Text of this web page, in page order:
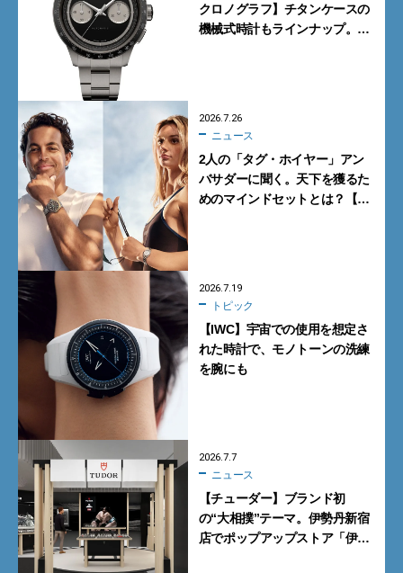
クロノグラフ】チタンケースの
機械式時計もラインナップ。タ
2026.7.26
ニュース
2人の「タグ・ホイヤー」アン
バサダーに聞く。天下を獲るた
めのマインドセットとは？【イ
2026.7.19
トピック
【IWC】宇宙での使用を想定さ
れた時計で、モノトーンの洗練
を腕にも
2026.7.7
ニュース
【チューダー】ブランド初
の“大相撲”テーマ。伊勢丹新宿
店でポップアップストア「伊勢